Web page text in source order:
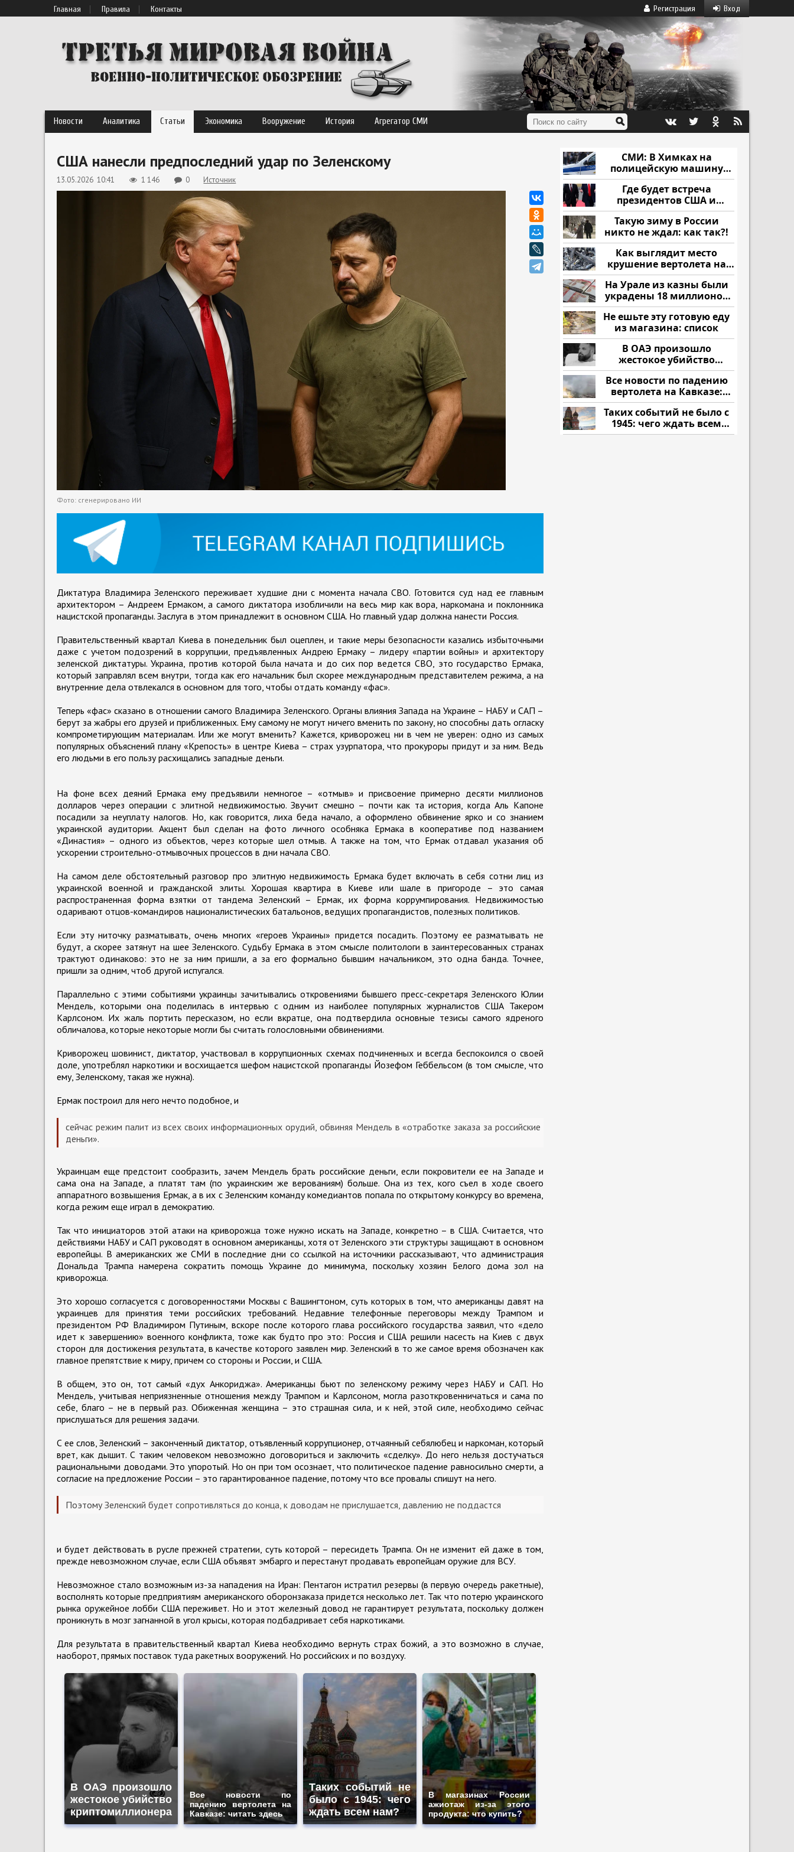
Главная Правила Контакты Вход
Регистрация
Новости Аналитика Статьи Экономика Вооружение История Агрегатор СМИ
США нанесли предпоследний удар по Зеленскому
13.05.2026 10:41 1 146 0 Источник
Фото: сгенерировано ИИ
Диктатура Владимира Зеленского переживает худшие дни с момента начала СВО. Готовится суд над ее главным
архитектором – Андреем Ермаком, а самого диктатора изобличили на весь мир как вора, наркомана и поклонника
нацистской пропаганды. Заслуга в этом принадлежит в основном США. Но главный удар должна нанести Россия.
Правительственный квартал Киева в понедельник был оцеплен, и такие меры безопасности казались избыточными
даже с учетом подозрений в коррупции, предъявленных Андрею Ермаку – лидеру «партии войны» и архитектору
зеленской диктатуры. Украина, против которой была начата и до сих пор ведется СВО, это государство Ермака,
который заправлял всем внутри, тогда как его начальник был скорее международным представителем режима, а на
внутренние дела отвлекался в основном для того, чтобы отдать команду «фас».
Теперь «фас» сказано в отношении самого Владимира Зеленского. Органы влияния Запада на Украине – НАБУ и САП –
берут за жабры его друзей и приближенных. Ему самому не могут ничего вменить по закону, но способны дать огласку
компрометирующим материалам. Или же могут вменить? Кажется, криворожец ни в чем не уверен: одно из самых
популярных объяснений плану «Крепость» в центре Киева – страх узурпатора, что прокуроры придут и за ним. Ведь
его людьми в его пользу расхищались западные деньги.
На фоне всех деяний Ермака ему предъявили немногое – «отмыв» и присвоение примерно десяти миллионов
долларов через операции с элитной недвижимостью. Звучит смешно – почти как та история, когда Аль Капоне
посадили за неуплату налогов. Но, как говорится, лиха беда начало, а оформлено обвинение ярко и со знанием
украинской аудитории. Акцент был сделан на фото личного особняка Ермака в кооперативе под названием
«Династия» – одного из объектов, через которые шел отмыв. А также на том, что Ермак отдавал указания об
ускорении строительно-отмывочных процессов в дни начала СВО.
На самом деле обстоятельный разговор про элитную недвижимость Ермака будет включать в себя сотни лиц из
украинской военной и гражданской элиты. Хорошая квартира в Киеве или шале в пригороде – это самая
распространенная форма взятки от тандема Зеленский – Ермак, их форма коррумпирования. Недвижимостью
одаривают отцов-командиров националистических батальонов, ведущих пропагандистов, полезных политиков.
Если эту ниточку разматывать, очень многих «героев Украины» придется посадить. Поэтому ее разматывать не
будут, а скорее затянут на шее Зеленского. Судьбу Ермака в этом смысле политологи в заинтересованных странах
трактуют одинаково: это не за ним пришли, а за его формально бывшим начальником, это одна банда. Точнее,
пришли за одним, чтоб другой испугался.
Параллельно с этими событиями украинцы зачитывались откровениями бывшего пресс-секретаря Зеленского Юлии
Мендель, которыми она поделилась в интервью с одним из наиболее популярных журналистов США Такером
Карлсоном. Их жаль портить пересказом, но если вкратце, она подтвердила основные тезисы самого ядреного
обличалова, которые некоторые могли бы считать голословными обвинениями.
Криворожец шовинист, диктатор, участвовал в коррупционных схемах подчиненных и всегда беспокоился о своей
доле, употреблял наркотики и восхищается шефом нацистской пропаганды Йозефом Геббельсом (в том смысле, что
ему, Зеленскому, такая же нужна).
Ермак построил для него нечто подобное, и
сейчас режим палит из всех своих информационных орудий, обвиняя Мендель в «отработке заказа за российские
деньги».
Украинцам еще предстоит сообразить, зачем Мендель брать российские деньги, если покровители ее на Западе и
сама она на Западе, а платят там (по украинским же верованиям) больше. Она из тех, кого съел в ходе своего
аппаратного возвышения Ермак, а в их с Зеленским команду комедиантов попала по открытому конкурсу во времена,
когда режим еще играл в демократию.
Так что инициаторов этой атаки на криворожца тоже нужно искать на Западе, конкретно – в США. Считается, что
действиями НАБУ и САП руководят в основном американцы, хотя от Зеленского эти структуры защищают в основном
европейцы. В американских же СМИ в последние дни со ссылкой на источники рассказывают, что администрация
Дональда Трампа намерена сократить помощь Украине до минимума, поскольку хозяин Белого дома зол на
криворожца.
Это хорошо согласуется с договоренностями Москвы с Вашингтоном, суть которых в том, что американцы давят на
украинцев для принятия теми российских требований. Недавние телефонные переговоры между Трампом и
президентом РФ Владимиром Путиным, вскоре после которого глава российского государства заявил, что «дело
идет к завершению» военного конфликта, тоже как будто про это: Россия и США решили насесть на Киев с двух
сторон для достижения результата, в качестве которого заявлен мир. Зеленский в то же самое время обозначен как
главное препятствие к миру, причем со стороны и России, и США.
В общем, это он, тот самый «дух Анкориджа». Американцы бьют по зеленскому режиму через НАБУ и САП. Но
Мендель, учитывая неприязненные отношения между Трампом и Карлсоном, могла разоткровенничаться и сама по
себе, благо – не в первый раз. Обиженная женщина – это страшная сила, и к ней, этой силе, необходимо сейчас
прислушаться для решения задачи.
С ее слов, Зеленский – законченный диктатор, отъявленный коррупционер, отчаянный себялюбец и наркоман, который
врет, как дышит. С таким человеком невозможно договориться и заключить «сделку». До него нельзя достучаться
рациональными доводами. Это упоротый. Но он при том осознает, что политическое падение равносильно смерти, а
согласие на предложение России – это гарантированное падение, потому что все провалы спишут на него.
Поэтому Зеленский будет сопротивляться до конца, к доводам не прислушается, давлению не поддастся
и будет действовать в русле прежней стратегии, суть которой – пересидеть Трампа. Он не изменит ей даже в том,
прежде невозможном случае, если США объявят эмбарго и перестанут продавать европейцам оружие для ВСУ.
Невозможное стало возможным из-за нападения на Иран: Пентагон истратил резервы (в первую очередь ракетные),
восполнять которые предприятиям американского оборонзаказа придется несколько лет. Так что потерю украинского
рынка оружейное лобби США переживет. Но и этот железный довод не гарантирует результата, поскольку должен
проникнуть в мозг загнанной в угол крысы, которая подбадривает себя наркотиками.
Для результата в правительственный квартал Киева необходимо вернуть страх божий, а это возможно в случае,
наоборот, прямых поставок туда ракетных вооружений. Но российских и по воздуху.
В ОАЭ произошло
жестокое убийство
криптомиллионера
Все новости по
падению вертолета на
Кавказе: читать здесь
Таких событий не
было с 1945: чего
ждать всем нам?
В магазинах России
ажиотаж из-за этого
продукта: что купить?
СМИ: В Химках на
полицейскую машину
напали и подожгли.
Где будет встреча
президентов США и
России: Европа?
Такую зиму в России
никто не ждал: как так?!
Как выглядит место
крушение вертолета на
Кавказе: смотреть
На Урале из казны были
украдены 18 миллионов
рублей
Не ешьте эту готовую еду
из магазина: список
В ОАЭ произошло
жестокое убийство
криптомиллионера
Все новости по падению
вертолета на Кавказе:
читать здесь
Таких событий не было с
1945: чего ждать всем
нам?